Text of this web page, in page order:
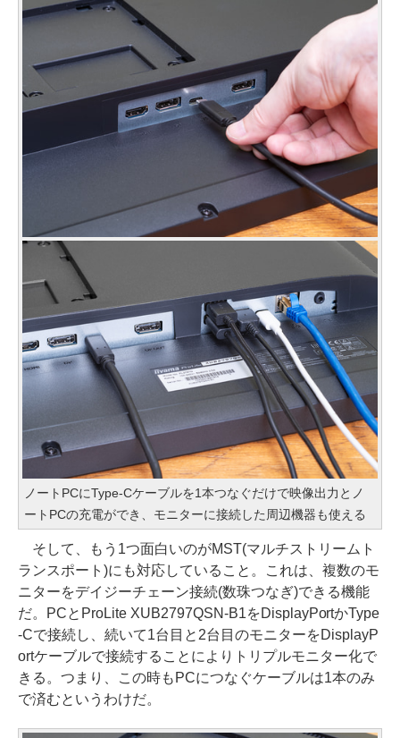
ノートPCにType-Cケーブルを1本つなぐだけで映像出力とノ
ートPCの充電ができ、モニターに接続した周辺機器も使える
そして、もう1つ面白いのがMST(マルチストリームト
ランスポート)にも対応していること。これは、複数のモ
ニターをデイジーチェーン接続(数珠つなぎ)できる機能
だ。PCとProLite XUB2797QSN-B1をDisplayPortかType
-Cで接続し、続いて1台目と2台目のモニターをDisplayP
ortケーブルで接続することによりトリプルモニター化で
きる。つまり、この時もPCにつなぐケーブルは1本のみ
で済むというわけだ。